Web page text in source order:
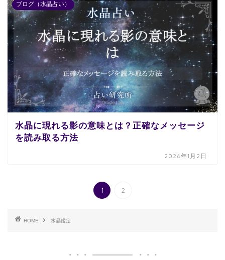
ブログ（水晶占い）
水晶に現れる影の意味とは？正確なメッセージ
を読み取る方法
2026年1月2日
1 2
HOME 水晶鑑定